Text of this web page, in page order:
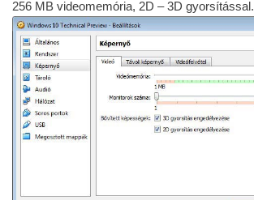
256 MB videomemória, 2D – 3D gyorsítással.